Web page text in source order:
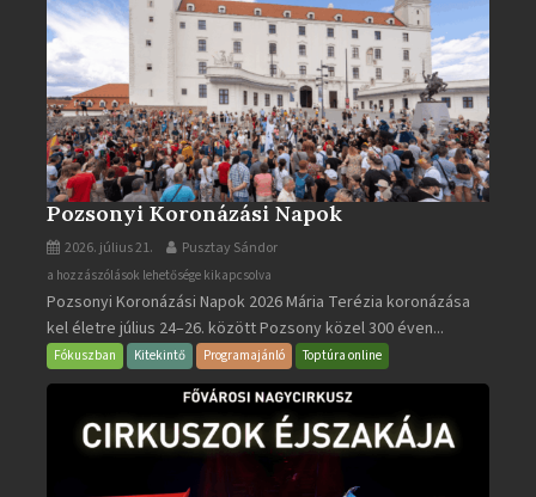
Pozsonyi Koronázási Napok
2026. július 21. Pusztay Sándor
Pozsonyi
Koronázási
Napok
bejegyzéshez
a hozzászólások lehetősége kikapcsolva
Pozsonyi Koronázási Napok 2026 Mária Terézia koronázása
kel életre július 24–26. között Pozsony közel 300 éven...
Fókuszban Kitekintő Programajánló Toptúra online